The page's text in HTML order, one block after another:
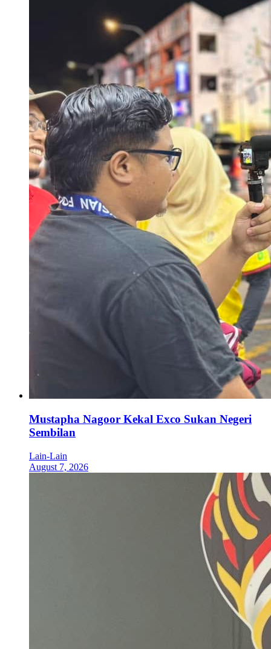
Mustapha Nagoor Kekal Exco Sukan Negeri
Sembilan
Lain-Lain
August 7, 2026